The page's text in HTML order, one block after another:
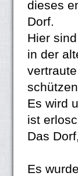
dieses
Dorf.
Hier
in der
Es wird
ist
Das
Es